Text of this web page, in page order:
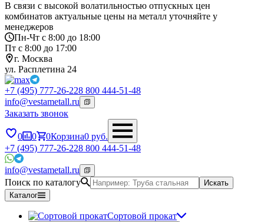
В связи с высокой волатильностью отпускных цен
комбинатов актуальные цены на металл уточняйте у
менеджеров
Пн-Чт с 8:00 до 18:00
Пт с 8:00 до 17:00
г. Москва
ул. Расплетина 24
+7 (495) 777-26-228 800 444-51-48
info@vestametall.ru
Заказать звонок
0 0 0Корзина0 руб.
+7 (495) 777-26-228 800 444-51-48
info@vestametall.ru
Поиск по каталогу
Искать
Каталог
Сортовой прокат